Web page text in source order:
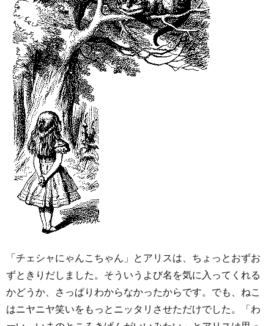
「チェシャにゃんこちゃん」とアリスは、ちょっとおずお
ずときりだしました。そういうよび名を気に入ってくれる
かどうか、さっぱりわからなかったからです。でも、ねこ
はニヤニヤ笑いをもっとニッタリさせただけでした。「わ